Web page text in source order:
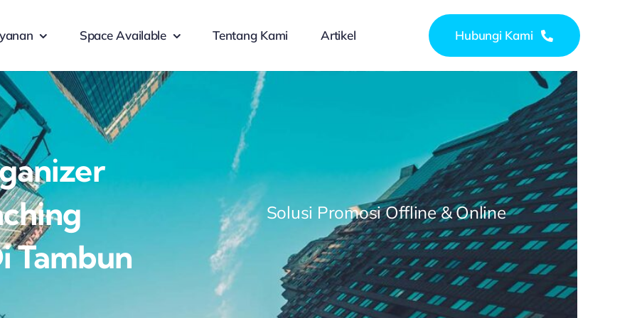
Space Available Tentang Kami Artikel Hubungi Kami
Tambun
Solusi Promosi Offline & Online